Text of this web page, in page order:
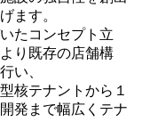
ます。
たコンセプト立
り既存の店舗構
い、
核テナントから１
発まで幅広くテナ